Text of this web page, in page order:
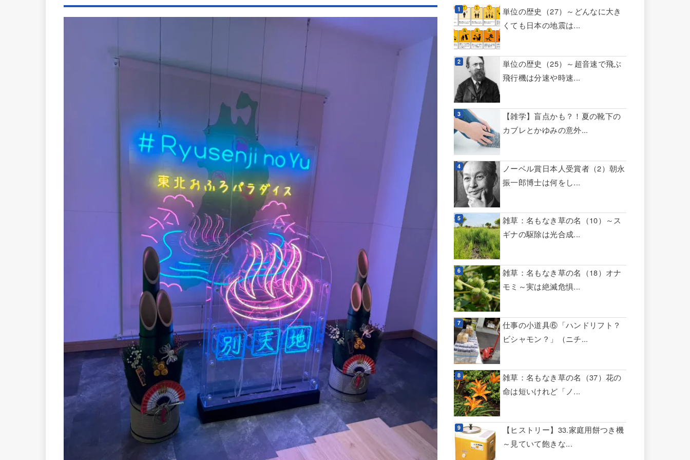
単位の歴史（27）～どんなに大き
くても日本の地震は...
単位の歴史（25）～超音速で飛ぶ
飛行機は分速や時速...
【雑学】盲点かも？！夏の靴下の
カブレとかゆみの意外...
ノーベル賞日本人受賞者（2）朝永
振一郎博士は何をし...
雑草：名もなき草の名（10）～ス
ギナの駆除は光合成...
雑草：名もなき草の名（18）オナ
モミ～実は絶滅危惧...
仕事の小道具⑥「ハンドリフト？
ビシャモン？」（ニチ...
雑草：名もなき草の名（37）花の
命は短いけれど「ノ...
【ヒストリー】33.家庭用餅つき機
～見ていて飽きな...